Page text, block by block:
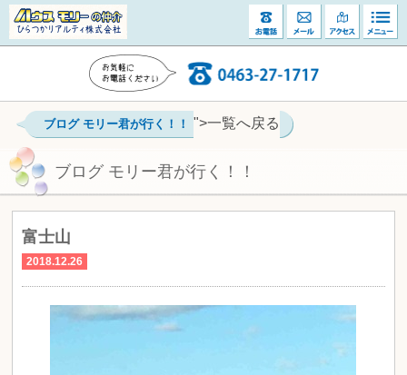
ブログ モリー君が行く！！ ">一覧へ戻る
ブログ モリー君が行く！！
富士山
2018.12.26